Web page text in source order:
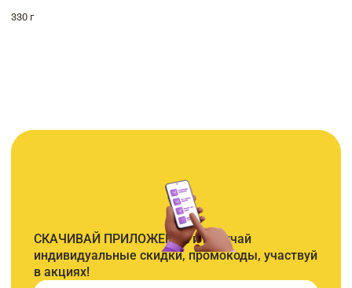
330 г
СКАЧИВАЙ ПРИЛОЖЕНИЕ и получай
индивидуальные скидки, промокоды, участвуй
в акциях!